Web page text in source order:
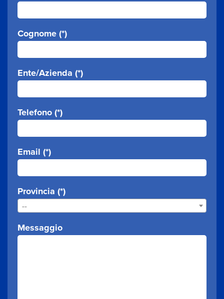
Cognome (*)
Ente/Azienda (*)
Telefono (*)
Email (*)
Provincia (*)
--
Messaggio